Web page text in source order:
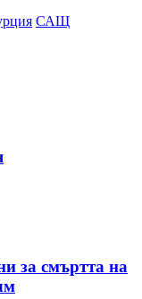
САЩ
за смъртта на